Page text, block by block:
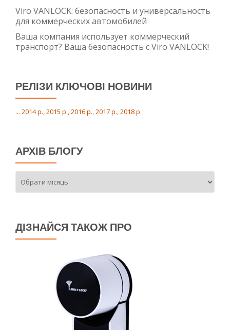
Viro VANLOCK: безопасность и универсальность
для коммерческих автомобилей
Ваша компания использует коммерческий
транспорт? Ваша безопасность с Viro VANLOCK!
РЕЛІЗИ КЛЮЧОВІ НОВИНИ
... 2014 р., 2015 р., 2016 р., 2017 р., 2018 р.
АРХІВ БЛОГУ
блогу
ДІЗНАЙСЯ ТАКОЖ ПРО